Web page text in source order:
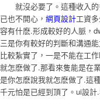
就沒必要了。這種收入的
已也不開心， 網頁設計工資
容有什麽.形成較好的人脈，
三是你有較好的判斷和溝通
比較紮實了，一是不能在工
就怎麽做了.那看來隻能是在
是你怎麽說我就怎麽做了.這
千元怕是已經到頂了。ui設計